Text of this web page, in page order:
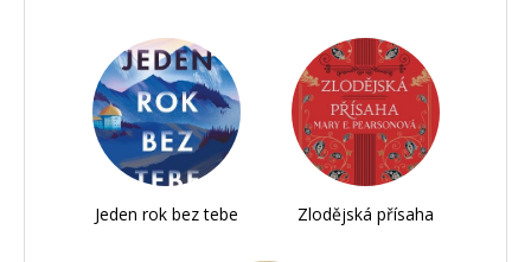
Jeden rok bez tebe Zlodějská přísaha